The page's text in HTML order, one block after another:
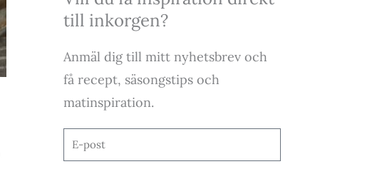
b
o
o
k
a
g
r
a
b
k
till inkorgen?
Anmäl dig till mitt nyhetsbrev och
få recept, säsongstips och
matinspiration.
E-
post